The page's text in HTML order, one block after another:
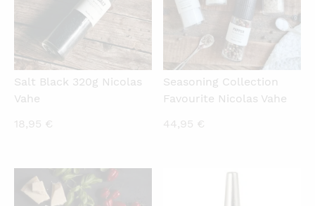
Salt Black 320g Nicolas
Vahe
18,95 €
Seasoning Collection
Favourite Nicolas Vahe
44,95 €
QUICKVIEW